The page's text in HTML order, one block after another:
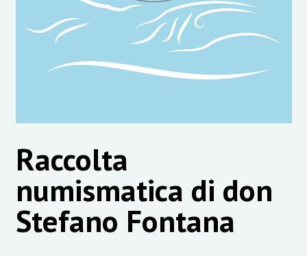
Raccolta
numismatica di don
Stefano Fontana